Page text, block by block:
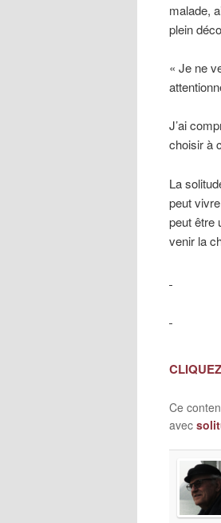
malade,
plein
« Je ne
J’ai
choisir à
La
peut
peut être
venir la
Ce
avec